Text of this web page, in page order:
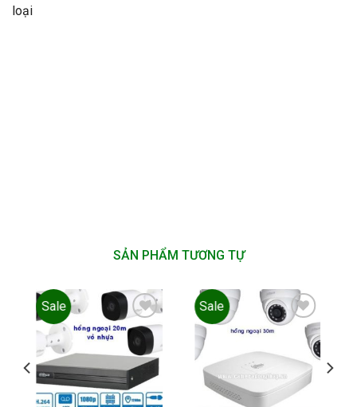
loại
SẢN PHẨM TƯƠNG TỰ
Sale
Add to
wishlist
Sale
Add to
wishlist